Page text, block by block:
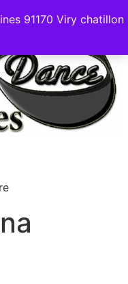
91170 Viry chatillon